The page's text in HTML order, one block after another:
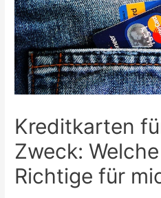
Kreditkarten
Zweck:
Richtige für